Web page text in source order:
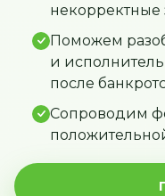
некорректные
Поможем
и
после
Сопроводим